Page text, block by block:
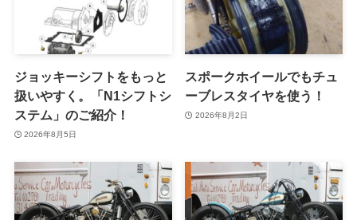
ジョッキーシフトをもっと
扱いやすく。「N1シフトシ
ステム」のご紹介！
2026年8月5日
スポークホイールでもチュ
ーブレスタイヤを使う！
2026年8月2日